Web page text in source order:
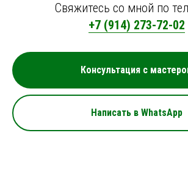
Свяжитесь со мной по
+7 (914) 273-72-02
Консультация с
Написать в WhatsApp